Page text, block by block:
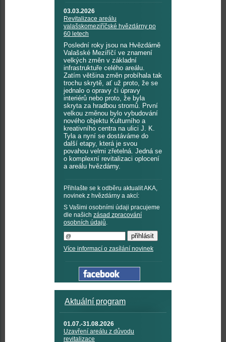
03.03.2026
Revitalizace areálu
valašskomeziříčské hvězdárny po
60 letech
Poslední roky jsou na Hvězdárně
Valašské Meziříčí ve znamení
velkých změn v základní
infrastruktuře celého areálu.
Zatím většina změn probíhala tak
trochu skrytě, ať už proto, že se
jednalo o opravy či úpravy
interiérů nebo proto, že byla
skryta za hradbou stromů. První
velkou změnou bylo vybudování
nového objektu Kulturního a
kreativního centra na ulici J. K.
Tyla a nyní se dostáváme do
další etapy, která je svou
povahou velmi zřetelná. Jedná se
o komplexní revitalizaci oplocení
a areálu hvězdárny.
Přihlašte se k odběru aktualit AKA,
novinek z hvězdárny a akcí:
S Vašimi osobními údaji pracujeme
dle našich zásad zpracování
osobních údajů.
Více informací o zasílání novinek
Aktuální program
01.07.-31.08.2026
Uzavření areálu z důvodu
revitalizace